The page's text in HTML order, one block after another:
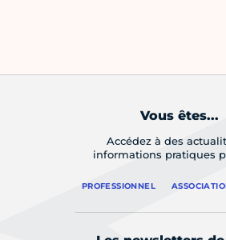
Vous êtes...
Accédez à des
informations pratiques
PROFESSIONNEL